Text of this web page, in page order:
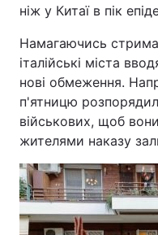
ніж у Китаї в пік
Намагаючись
італійські міста
нові обмеження.
п'ятницю
військових, щоб
жителями наказу